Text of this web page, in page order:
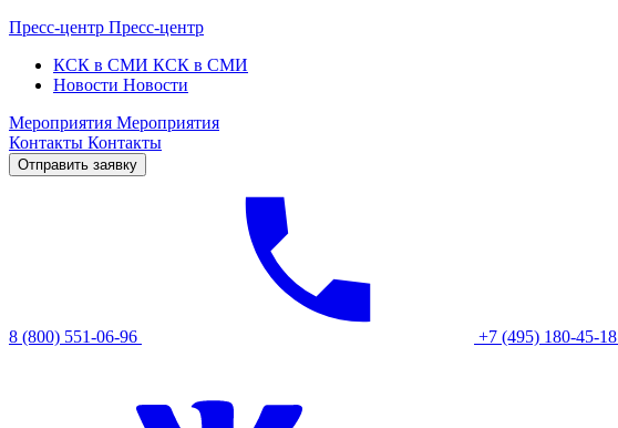
Пресс-центр Пресс-центр
КСК в СМИ КСК в СМИ
Новости Новости
Мероприятия Мероприятия
Контакты Контакты
Отправить заявку
8 (800) 551-06-96 +7 (495) 180-45-18